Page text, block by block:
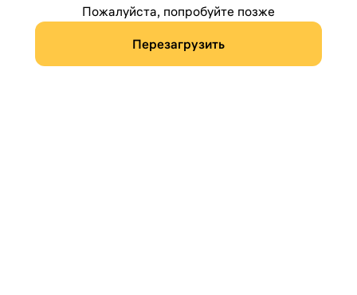
Пожалуйста, попробуйте позже
Перезагрузить